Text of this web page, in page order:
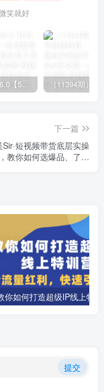
笑就好
私域发售plus6.0【5月份线下课录音】/全域套装sop流程包，社群发售工具套装模型
下一篇
Sir·短视频带货底层实操
教你如何选爆品、了解
提交